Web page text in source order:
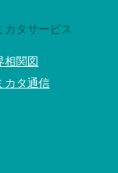
カタサービス
相関図
カタ通信